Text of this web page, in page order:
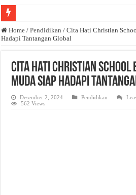
Anda butuh promosi usaha? Kontak ke Email
Dibutuhkan Marketing. Lamaran di-email ke
Home / Pendidikan / Cita Hati Christian
Hadapi Tantangan Global
Cita Hati Christian School
Muda Siap Hadapi
Desember 2, 2024 Pendidikan
562 Views